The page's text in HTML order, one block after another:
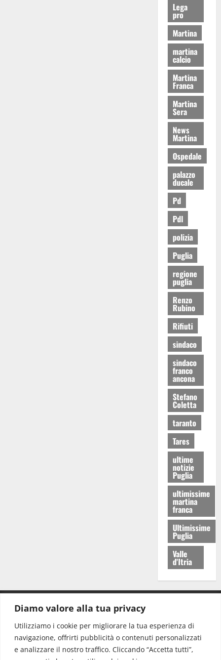
Diamo valore alla tua privacy
Utilizziamo i cookie per migliorare la tua esperienza di
navigazione, offrirti pubblicità o contenuti personalizzati
e analizzare il nostro traffico. Cliccando “Accetta tutti”,
Lega
pro
Martina
martina
calcio
Martina
Franca
Martina
Sera
News
Martina
Ospedale
palazzo
ducale
Pd
Pdl
polizia
Puglia
regione
puglia
Renzo
Rubino
Rifiuti
sindaco
sindaco
franco
ancona
Stefano
Coletta
taranto
Tares
ultime
notizie
Puglia
ultimissime
martina
franca
Ultimissime
Puglia
Valle
d'Itria
Redazione: redazione@www.martinasera.it
Direttore:direttore@www.martinasera.it